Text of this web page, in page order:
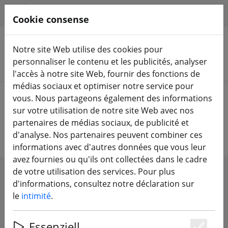
Rechercher des produits
Home Composants Antennes FPV 5,8 GHz
5.Antennes 8 GHz
SHOW FILTERS
Cookie consense
Notre site Web utilise des cookies pour
personnaliser le contenu et les publicités, analyser
l'accès à notre site Web, fournir des fonctions de
médias sociaux et optimiser notre service pour
vous. Nous partageons également des informations
sur votre utilisation de notre site Web avec nos
partenaires de médias sociaux, de publicité et
d'analyse. Nos partenaires peuvent combiner ces
informations avec d'autres données que vous leur
avez fournies ou qu'ils ont collectées dans le cadre
de votre utilisation des services. Pour plus
d'informations, consultez notre déclaration sur
le intimité.